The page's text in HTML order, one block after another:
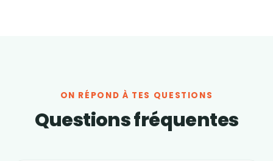
ON RÉPOND À TES QUESTIONS
Questions fréquentes